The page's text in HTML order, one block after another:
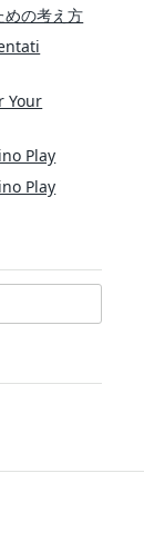
めの考え方
Your
Play
Play